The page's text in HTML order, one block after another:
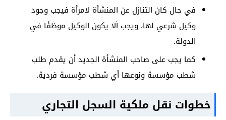
في حال كان التنازل عن المنشأة لامرأة فيجب وجود
وكيل شرعي لها، ويجب ألا يكون الوكيل موظفًا في
الدولة.
كما يجب على صاحب المنشأة الجديد أن يقدم طلب
شطب مؤسسة ونوعها أي شطب مؤسسة فردية.
خطوات نقل ملكية السجل التجاري